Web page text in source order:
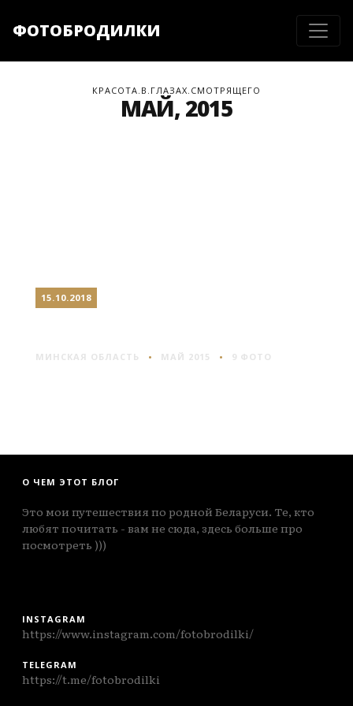
ФОТОБРОДИЛКИ
КРАСОТА.В.ГЛАЗАХ.СМОТРЯЩЕГО
МАЙ, 2015
15.10.2018
МИНСКАЯ ОБЛАСТЬ МАЙ 2015 9 ФОТО
О ЧЕМ ЭТОТ БЛОГ
Это мои путешествия по родной Беларуси. Те, кто
любят почитать - вам не сюда, здесь больше про
посмотреть )))
INSTAGRAM
https://www.instagram.com/fotobrodilki/
TELEGRAM
https://t.me/fotobrodilki